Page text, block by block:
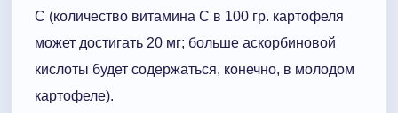
С (количество витамина С в 100 гр. картофеля
может достигать 20 мг; больше аскорбиновой
кислоты будет содержаться, конечно, в молодом
картофеле).